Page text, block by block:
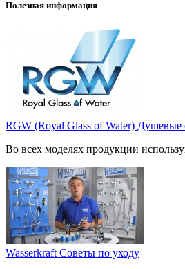
Полезная информация
RGW (Royal Glass of Water)
Во всех моделях продукции
Wasserkraft Советы по уходу